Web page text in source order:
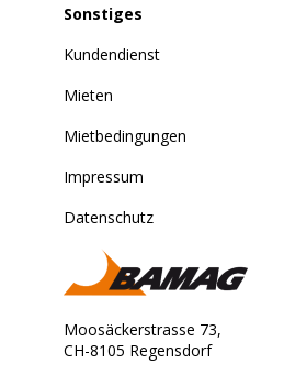
Sonstiges
Kundendienst
Mieten
Mietbedingungen
Impressum
Datenschutz
Moosäckerstrasse 73,
CH-8105 Regensdorf